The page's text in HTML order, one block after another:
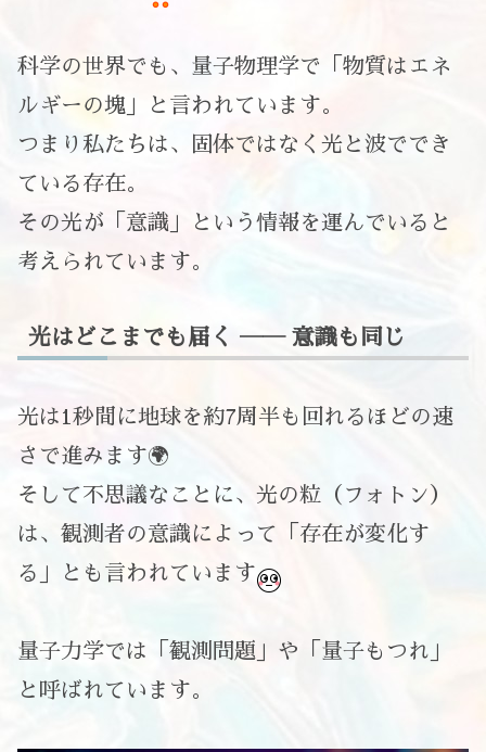
科学の世界でも、量子物理学で「物質はエネ
ルギーの塊」と言われています。
つまり私たちは、固体ではなく光と波ででき
ている存在。
その光が「意識」という情報を運んでいると
考えられています。
光はどこまでも届く ―― 意識も同じ
光は1秒間に地球を約7周半も回れるほどの速
さで進みます🌍
そして不思議なことに、光の粒（フォトン）
は、観測者の意識によって「存在が変化す
る」とも言われています
量子力学では「観測問題」や「量子もつれ」
と呼ばれています。